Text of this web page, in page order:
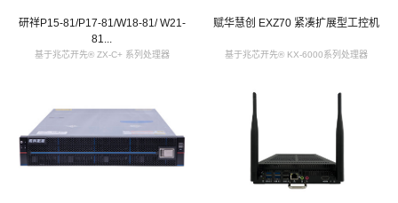
研祥P15-81/P17-81/W18-81/ W21-
81...
基于兆芯开先® ZX-C+ 系列处理器
赋华慧创 EXZ70 紧凑扩展型工控机
基于兆芯开先® KX-6000系列处理器